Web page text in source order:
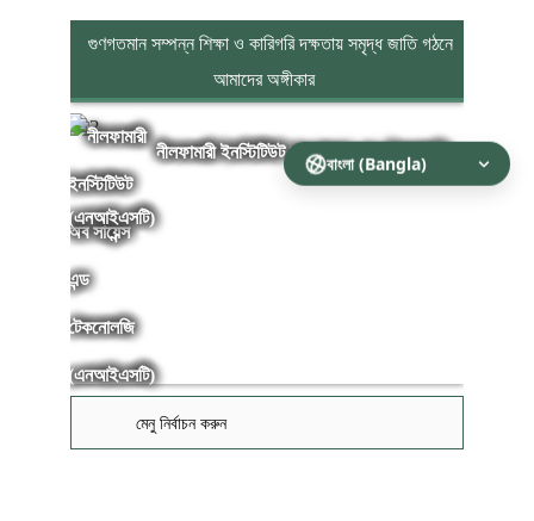
গুণগতমান সম্পন্ন শিক্ষা ও কারিগরি দক্ষতায় সমৃদ্ধ জাতি গঠনে
আমাদের অঙ্গীকার
নীলফামারী ইনস্টিটিউট অব সায়েন্স এন্ড টেকনোলজি
(এনআইএসটি)
মেনু নির্বাচন করুন